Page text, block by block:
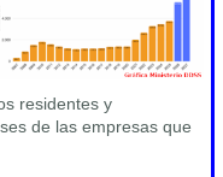
residentes y
de las empresas que